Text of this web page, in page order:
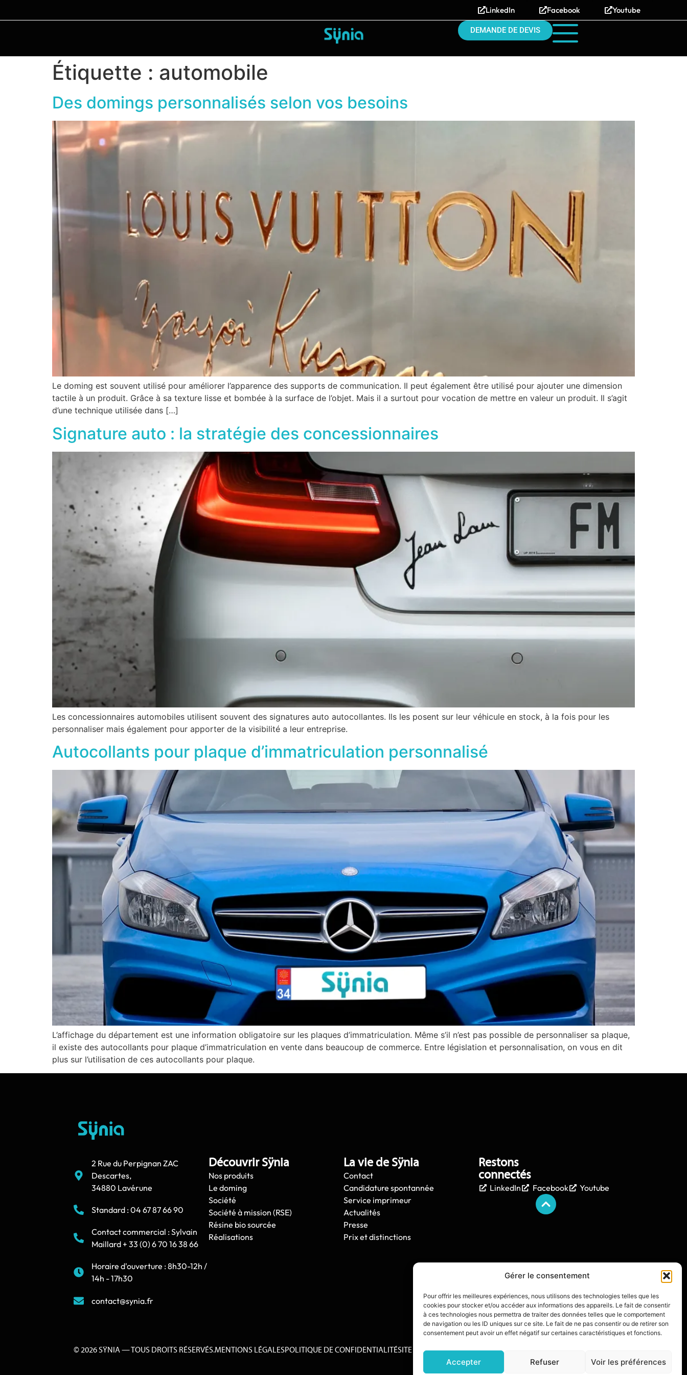
Gérer le consentement
Pour offrir les meilleures expériences, nous utilisons des technologies telles que les
cookies pour stocker et/ou accéder aux informations des appareils. Le fait de consentir
à ces technologies nous permettra de traiter des données telles que le comportement
de navigation ou les ID uniques sur ce site. Le fait de ne pas consentir ou de retirer son
consentement peut avoir un effet négatif sur certaines caractéristiques et fonctions.
Accepter Refuser Voir les préférences
Youtube
Facebook
LinkedIn
DEMANDE DE DEVIS
Étiquette : automobile
Des domings personnalisés selon vos besoins
Le doming est souvent utilisé pour améliorer l’apparence des supports de communication. Il peut également être utilisé pour ajouter une dimension
tactile à un produit. Grâce à sa texture lisse et bombée à la surface de l’objet. Mais il a surtout pour vocation de mettre en valeur un produit. Il s’agit
d’une technique utilisée dans […]
Signature auto : la stratégie des concessionnaires
Les concessionnaires automobiles utilisent souvent des signatures auto autocollantes. Ils les posent sur leur véhicule en stock, à la fois pour les
personnaliser mais également pour apporter de la visibilité a leur entreprise.
Autocollants pour plaque d’immatriculation personnalisé
L’affichage du département est une information obligatoire sur les plaques d’immatriculation. Même s’il n’est pas possible de personnaliser sa plaque,
il existe des autocollants pour plaque d’immatriculation en vente dans beaucoup de commerce. Entre législation et personnalisation, on vous en dit
plus sur l’utilisation de ces autocollants pour plaque.
2 Rue du Perpignan ZAC
Descartes,
34880 Lavérune
Standard : 04 67 87 66 90
Contact commercial : Sylvain
Maillard + 33 (0) 6 70 16 38 66
Horaire d'ouverture : 8h30-12h /
14h - 17h30
contact@synia.fr
Découvrir Sÿnia
Nos produits
Le doming
Société
Société à mission (RSE)
Résine bio sourcée
Réalisations
La vie de Sÿnia
Contact
Candidature spontannée
Service imprimeur
Actualités
Presse
Prix et distinctions
Restons
connectés
LinkedIn Facebook Youtube
© 2026 SŸNIA — TOUS DROITS RÉSERVÉS.MENTIONS LÉGALESPOLITIQUE DE CONFIDENTIALITÉSITE CRÉÉ PAR :DIXIT L’AGENCE